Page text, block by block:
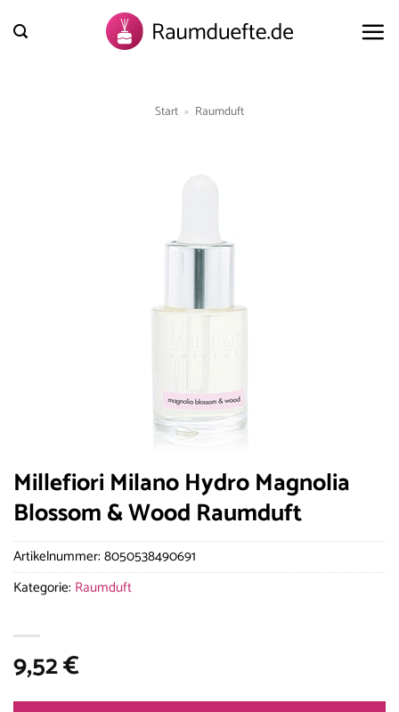
Inhalt
Start » Raumduft
Millefiori Milano Hydro Magnolia
Blossom & Wood Raumduft
9,52€
Artikelnummer: 8050538490691
Kategorie: Raumduft